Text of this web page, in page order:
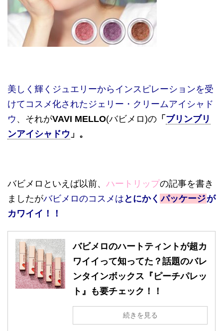
美しく輝くジュエリーからインスピレーションを受
けてコスメ化されたジェリー・クリームアイシャド
ウ 、それがVAVI MELLO(バビメロ)の 「 ブリンブリ
ンアイシャドウ 」。
バビメロといえば以前、 ハートリップの記事を書き
ましたがバビメロのコスメは とにかく パッケージが
カワイイ！！
バビメロのハートティントが超カ
ワイイって知ってた？話題のバレ
ンタインボックス『ピーチパレッ
ト』も要チェック！！
続きを見る